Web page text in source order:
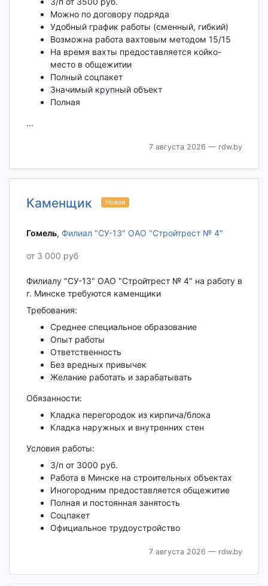
Можно по договору подряда
Удобный график работы (сменный, гибкий)
Возможна работа вахтовым методом 15/15
На время вахты предоставляется койко-
место в общежитии
Полный соцпакет
Значимый крупный объект
Полная
...
7 августа 2026 — rdw.by
Каменщик Новая
Гомель‎, Филиал "СУ-13" ОАО "Стройтрест № 4"
от 3 000 руб
Филиалу "СУ-13" ОАО "Стройтрест № 4" на работу в
г. Минске требуются каменщики
Требования:
Среднее специальное образование
Опыт работы
Ответственность
Без вредных привычек
Желание работать и зарабатывать
Обязанности:
Кладка перегородок из кирпича/блока
Кладка наружных и внутренних стен
Условия работы:
З/п от 3000 руб.
Работа в Минске на строительных объектах
Иногородним предоставляется общежитие
Полная и постоянная занятость
Соцпакет
Официальное трудоустройство
7 августа 2026 — rdw.by